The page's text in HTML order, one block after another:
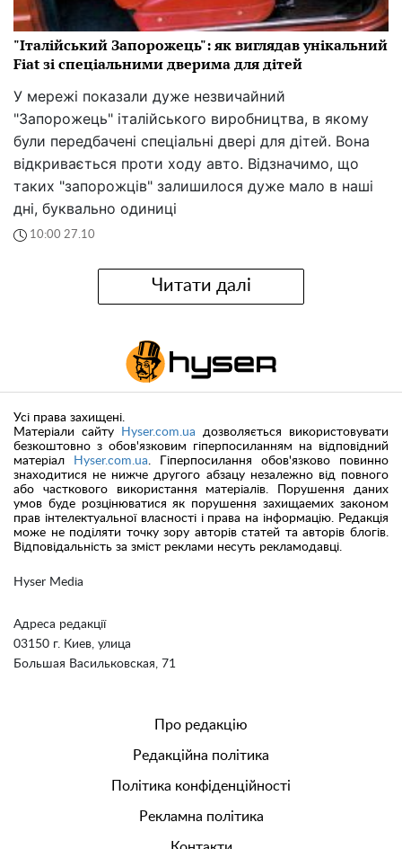
"Італійський Запорожець": як виглядав унікальний
Fiat зі спеціальними дверима для дітей
У мережі показали дуже незвичайний
"Запорожець" італійського виробництва, в якому
були передбачені спеціальні двері для дітей. Вона
відкривається проти ходу авто. Відзначимо, що
таких "запорожців" залишилося дуже мало в наші
дні, буквально одиниці
10:00 27.10
Читати далі
Hyser Media
Адреса редакції
03150 г. Киев, улица
Большая Васильковская, 71
Усі права захищені.
Матеріали сайту
Hyser.com.ua дозволяється використовувати
безкоштовно з обов'язковим гіперпосиланням на відповідний
матеріал
Hyser.com.ua. Гіперпосилання обов'язково повинно
знаходитися не нижче другого абзацу незалежно від повного
або часткового використання матеріалів. Порушення даних
умов буде розцінюватися як порушення захищаемих законом
прав інтелектуальної власності і права на інформацію. Редакція
може не поділяти точку зору авторів статей та авторів блогів.
Відповідальність за зміст реклами несуть рекламодавці.
Про редакцію
Редакційна політика
Політика конфіденційності
Рекламна політика